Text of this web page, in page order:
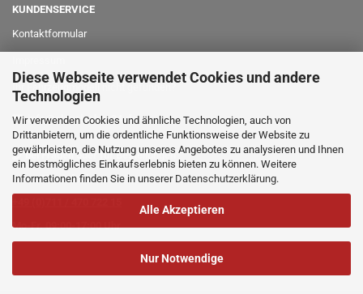
Diese Webseite verwendet Cookies und andere
Technologien
Wir verwenden Cookies und ähnliche Technologien, auch von
Drittanbietern, um die ordentliche Funktionsweise der Website zu
gewährleisten, die Nutzung unseres Angebotes zu analysieren und Ihnen
ein bestmögliches Einkaufserlebnis bieten zu können. Weitere
Informationen finden Sie in unserer Datenschutzerklärung.
Alle Akzeptieren
Nur Notwendige
KUNDENSERVICE
Kontaktformular
Ihr Fahrzeugmodell nicht gefunden?
info@classicshop24.de
bei Fragen oder für Bestellungen
rufen Sie einfach an:
Mo-Fr. 09:00-17:00 Uhr